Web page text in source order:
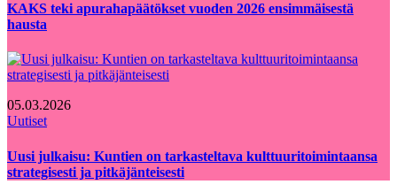
KAKS teki apurahapäätökset vuoden 2026 ensimmäisestä
hausta
05.03.2026
Uutiset
Uusi julkaisu: Kuntien on tarkasteltava kulttuuritoimintaansa
strategisesti ja pitkäjänteisesti